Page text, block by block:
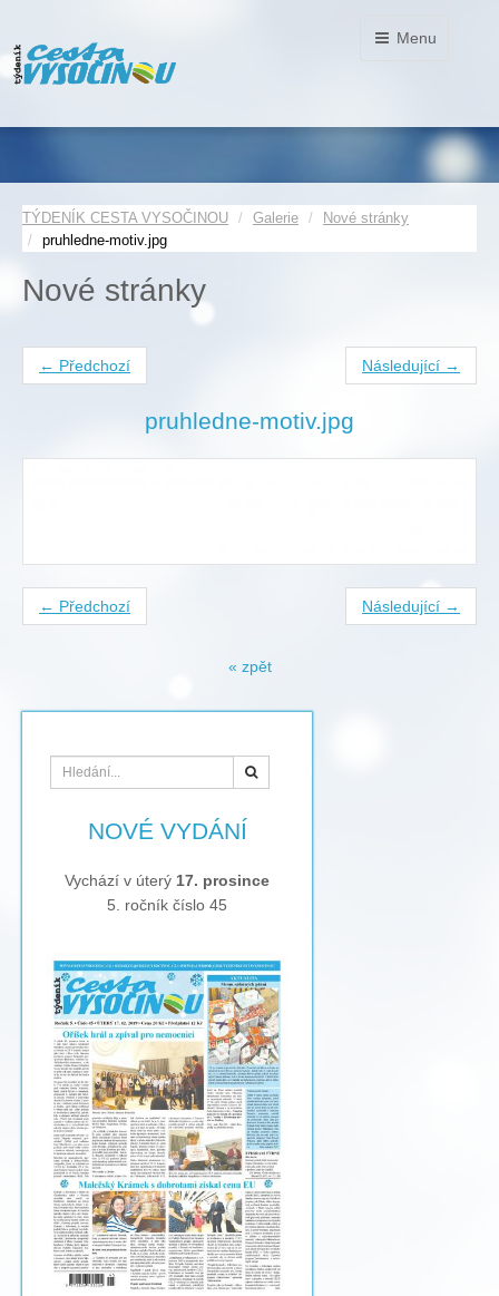
Menu
TÝDENÍK CESTA VYSOČINOU Galerie
Nové stránky
pruhledne-motiv.jpg
Nové stránky
← Předchozí Následující →
pruhledne-motiv.jpg
← Předchozí Následující →
« zpět
NOVÉ VYDÁNÍ
Vychází v úterý 17. prosince
5. ročník číslo 45